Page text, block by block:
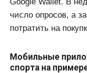
число опросов, а
потратить на
Мобильные
спорта на